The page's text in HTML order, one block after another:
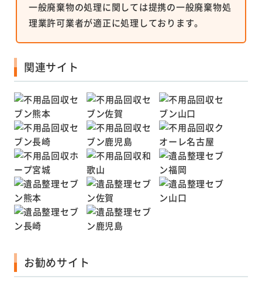
一般廃棄物の処理に関しては提携の一般廃棄物処
理業許可業者が適正に処理しております。
関連サイト
お勧めサイト